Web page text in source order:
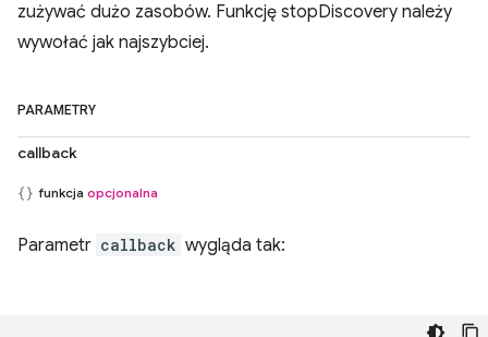
zużywać dużo zasobów. Funkcję stopDiscovery należy
wywołać jak najszybciej.
PARAMETRY
callback
funkcja opcjonalna
Parametr callback wygląda tak: